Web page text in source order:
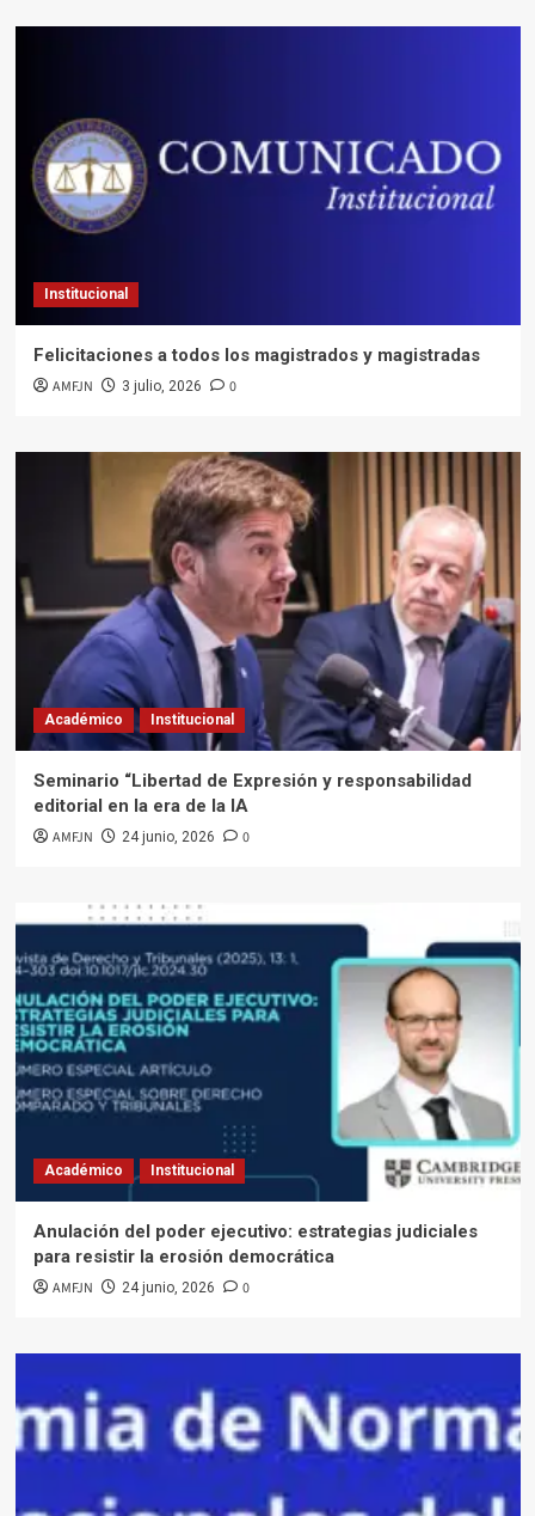
Institucional
Felicitaciones a todos los magistrados y magistradas
AMFJN 3 julio, 2026 0
Académico Institucional
Seminario “Libertad de Expresión y responsabilidad
editorial en la era de la IA
AMFJN 24 junio, 2026 0
Académico Institucional
Anulación del poder ejecutivo: estrategias judiciales
para resistir la erosión democrática
AMFJN 24 junio, 2026 0